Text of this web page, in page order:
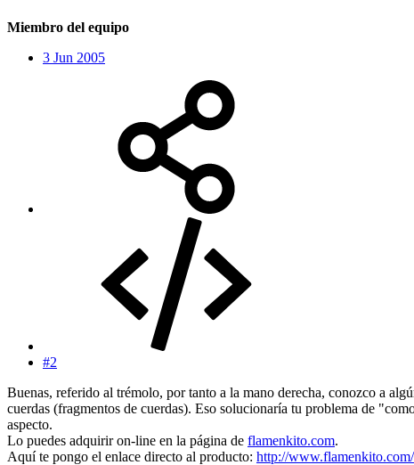
Miembro del equipo
3 Jun 2005
#2
Buenas, referido al trémolo, por tanto a la mano derecha, conozco a
cuerdas (fragmentos de cuerdas). Eso solucionaría tu problema de
aspecto.
Lo puedes adquirir on-line en la página de flamenkito.com.
Aquí te pongo el enlace directo al producto: http://